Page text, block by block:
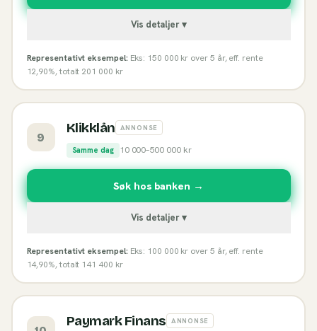
Vis detaljer ▾
Representativt eksempel: Eks: 150 000 kr over 5 år, eff. rente
12,90%, totalt 201 000 kr
9
Klikklån ANNONSE
Samme dag 10 000–500 000kr
Søk hos banken →
Vis detaljer ▾
Representativt eksempel: Eks: 100 000 kr over 5 år, eff. rente
14,90%, totalt 141 400 kr
Paymark Finans ANNONSE